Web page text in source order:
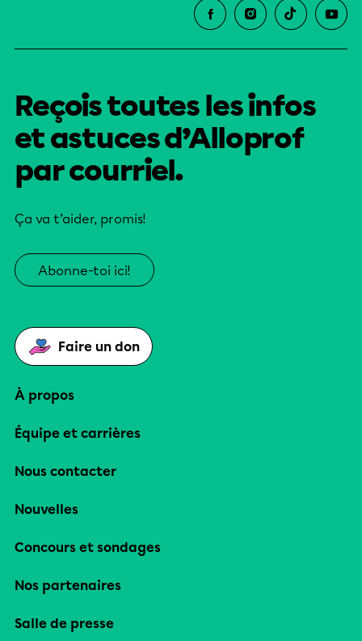
Reçois toutes les infos
et astuces d’Alloprof
par courriel.
Ça va t’aider, promis!
Abonne-toi ici!
Faire un don
À propos
Équipe et carrières
Nous contacter
Nouvelles
Concours et sondages
Nos partenaires
Salle de presse